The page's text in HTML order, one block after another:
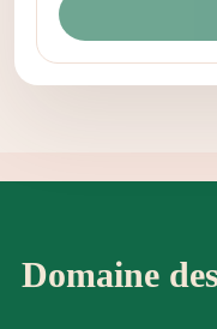
Domaine